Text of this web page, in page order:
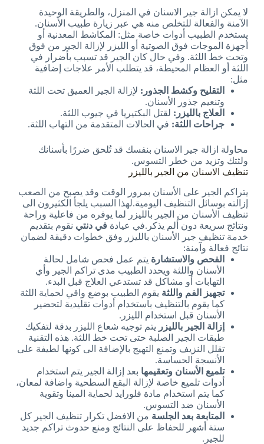
لا يمكن ازالة جير الاسنان في المنزل، والطريقة الوحيدة
الآمنة والفعالة للتخلص منه هي عبر زيارة طبيب الأسنان.
يستخدم الطبيب أدوات خاصة مثل: المكاشط المعدنية أو
أجهزة الموجات فوق الصوتية أو الليزر لإزالة الجير من فوق
وتحت خط اللثة. وفي حال كان الجير قد تسبب بأضرار في
اللثة أو العظام المحيطة، قد يتطلب الأمر علاجات إضافية
مثل:
التقليح وكشط الجذور: لإزالة الجير العميق تحت اللثة
وتنعيم جذور الأسنان.
العلاج بالليزر: لقتل البكتيريا في جيوب اللثة.
جراحات اللثة: في الحالات المتقدمة من التهاب اللثة.
محاولة ازالة جير الاسنان بنفسك قد تُلحق ضررًا بأسنانك
ولثتك وتزيد من خطر التسوس.
تنظيف الاسنان من الجير بالليزر
يتراكم الجير على الأسنان بمرور الوقت وقد يصبح من الصعب
إزالته بوسائل التنظيف اليومية.لهذا السبب يلجأ الكثيرون الى
تنظيف الأسنان من الجير بالليزر لما يوفره من فاعلية وراحة
ونتائج سريعة دون ألم يذكر.في عيادة في دنتي نقوم بتقديم
خدمة تنظيف جير الأسنان بالليزر وفق خطوات دقيقة لضمان
نتائج فعالة وآمنة:
الفحص والاستشارة يتم عمل فحص شامل لحالة
الأسنان واللثة ويحدد الطبيب مدى تراكم الجير وأي
التهابات أو مشاكل قد تستدعي العلاج قبل البدء.
تجهيز الفم واللثة يقوم الطبيب بوضع واقي لحماية اللثة
كما يقوم بالتنظيف باستخدام أدوات تقليدية لتحضير
الأسنان قبل استخدام الليزر.
إزالة الجير بالليزر يتم توجيه شعاع الليزر بدقة لتفكيك
طبقات الجير الصلبة حتى تحت خط اللثة. هذه التقنية
تقلل النزيف وتمنع التهيج بالإضافة الى كونها لطيفة على
الأنسجة الحساسة.
تلميع الأسنان وتعقيمها بعد إزالة الجير يتم استخدام
أدوات تلميع خاصة لإزالة البقع السطحية واضافة لمعان،
كما يتم استخدام مادة فلورايد لحماية المينا وتقوية
الأسنان ضد التسوس.
المتابعة بعد الجلسة من الافضل تكرار تنظيف الجير كل
ستة أشهر للحفاظ على النتائج ومنع حدوث تراكم جديد
للجير.